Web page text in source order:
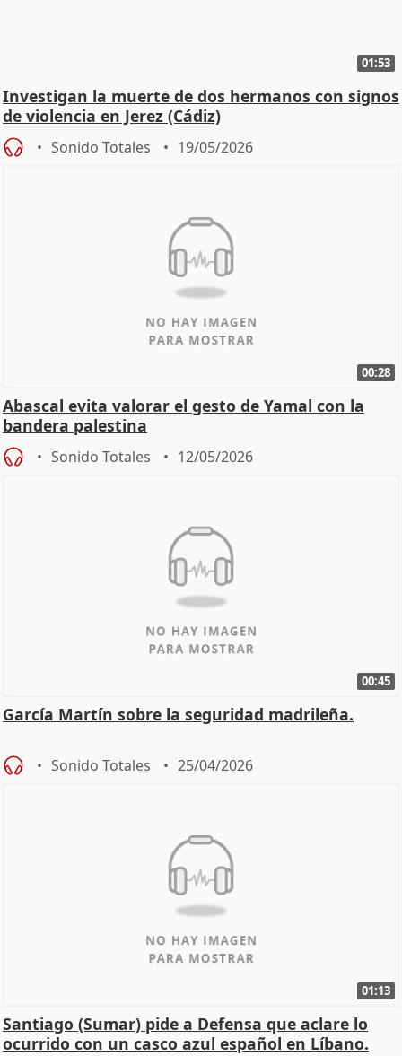
01:53
Investigan la muerte de dos hermanos con signos
de violencia en Jerez (Cádiz)
Sonido Totales 19/05/2026
00:28
Abascal evita valorar el gesto de Yamal con la
bandera palestina
Sonido Totales 12/05/2026
00:45
García Martín sobre la seguridad madrileña.
Sonido Totales 25/04/2026
01:13
Santiago (Sumar) pide a Defensa que aclare lo
ocurrido con un casco azul español en Líbano.